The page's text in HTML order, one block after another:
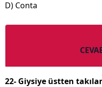
D) Conta
22- Giysiye üstten